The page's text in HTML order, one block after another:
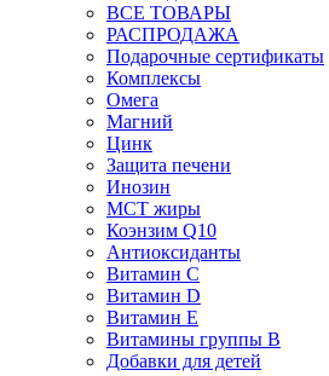
ВСЕ ТОВАРЫ
РАСПРОДАЖА
Подарочные сертификаты
Комплексы
Омега
Магний
Цинк
Защита печени
Инозин
МСТ жиры
Коэнзим Q10
Антиоксиданты
Витамин С
Витамин D
Витамин Е
Витамины группы B
Добавки для детей